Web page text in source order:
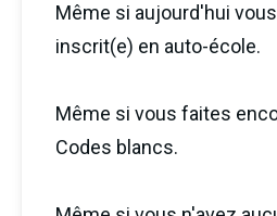
Même si aujourd'hui
inscrit(e) en auto-école.
Même si vous faites
Codes blancs.